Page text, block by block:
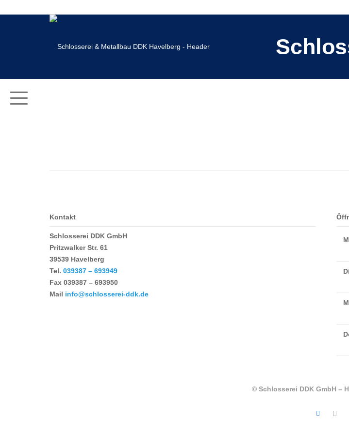
LKW Ladeflächenausbau mit Laufschienensystem
Kontakt
Schlosserei DDK GmbH
Pritzwalker Str. 61
39539 Havelberg
Tel. 039387 – 693949
Fax 039387 – 693950
Mail info@schlosserei-ddk.de
© Schlosserei DDK GmbH –